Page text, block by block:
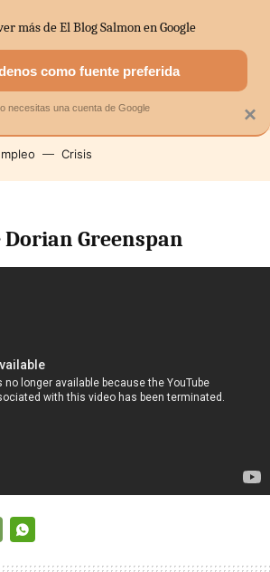
DOMÉSTICA MERCADOS
Crisis
Greenspan
×
más de El Blog Salmon en Google
como fuente preferida
necesitas una cuenta de Google